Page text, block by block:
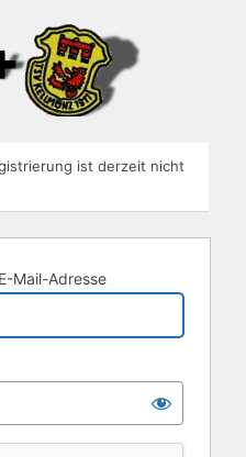
ist derzeit nicht
Mail-Adresse